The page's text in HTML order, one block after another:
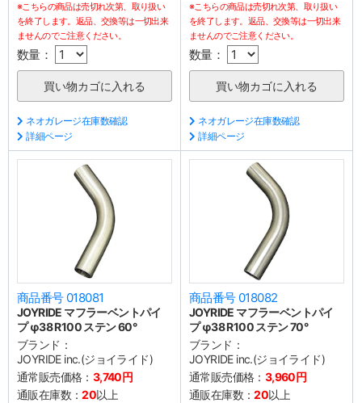
※こちらの商品は売切れ次第、取り扱い
を終了します。返品、交換等は一切出来
ませんのでご注意ください。
数量：
ネオガレージ在庫数確認
詳細ページ
※こちらの商品は売切れ次第、取り扱い
を終了します。返品、交換等は一切出来
ませんのでご注意ください。
数量：
ネオガレージ在庫数確認
詳細ページ
商品番号 018081
JOYRIDE マフラーベントパイ
プ φ38 R100 ステン 60°
ブランド：
JOYRIDE inc.(ジョイライド)
通常販売価格： 3,740円
通販在庫数：20以上
商品番号 018082
JOYRIDE マフラーベントパイ
プ φ38 R100 ステン 70°
ブランド：
JOYRIDE inc.(ジョイライド)
通常販売価格： 3,960円
通販在庫数：20以上